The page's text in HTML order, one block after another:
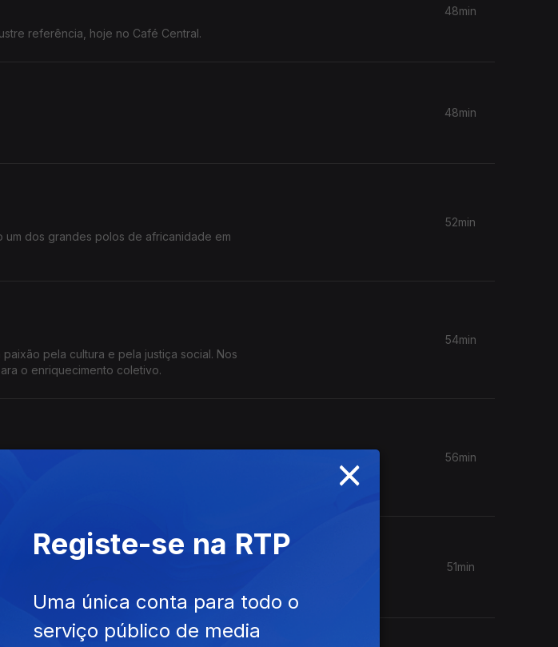
referência, hoje no Café Central.
48min
48min
dos grandes polos de africanidade em
52min
pela cultura e pela justiça social. Nos
o enriquecimento coletivo.
54min
e professor de educação física com
56min
Casa do Algarve.
51min
×
Registe-se na RTP
Uma única conta para todo o
serviço público de media